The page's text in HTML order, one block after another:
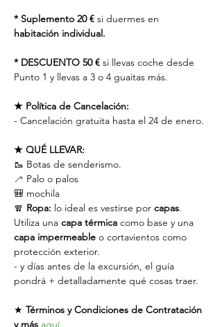
* Suplemento 20 € si duermes en
habitación individual.
* DESCUENTO 50 € si llevas coche desde
Punto 1 y llevas a 3 o 4 guaitas más.
★ Política de Cancelación:
- Cancelación gratuita hasta el 24 de enero.
★ QUÉ LLEVAR:
🥾 Botas de senderismo.
🦯 Palo o palos
🎒 mochila
🧣 Ropa: lo ideal es vestirse por capas.
Utiliza una capa térmica como base y una
capa impermeable o cortavientos como
protección exterior.
- y días antes de la excursión, el guía
pondrá + detalladamente qué cosas traer.
★ Términos y Condiciones de Contratación
y más aquí